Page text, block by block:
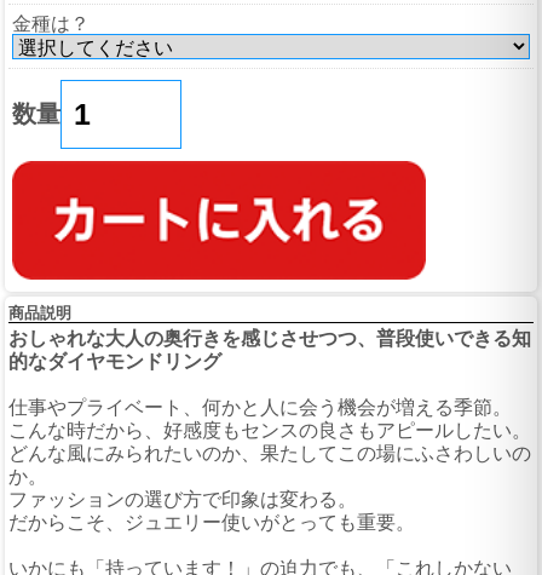
金種は？
数量
商品説明
おしゃれな大人の奥行きを感じさせつつ、普段使いできる知
的なダイヤモンドリング
仕事やプライベート、何かと人に会う機会が増える季節。
こんな時だから、好感度もセンスの良さもアピールしたい。
どんな風にみられたいのか、果たしてこの場にふさわしいの
か。
ファッションの選び方で印象は変わる。
だからこそ、ジュエリー使いがとっても重要。
いかにも「持っています！」の迫力でも、「これしかない